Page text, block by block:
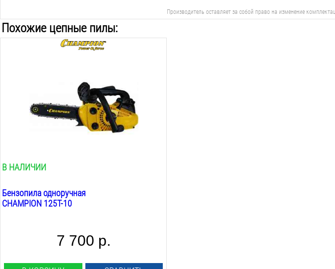
Производитель оставляет за собой право на изменение
Похожие цепные пилы:
Длина шины дюйм:
В НАЛИЧИИ
Бензопила одноручная
CHAMPION 125T-10
7 700 р.